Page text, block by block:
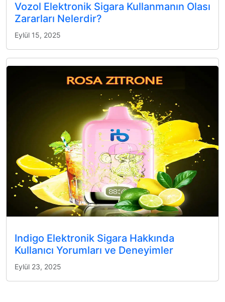
Vozol Elektronik Sigara Kullanmanın Olası
Zararları Nelerdir?
Eylül 15, 2025
Indigo Elektronik Sigara Hakkında
Kullanıcı Yorumları ve Deneyimler
Eylül 23, 2025